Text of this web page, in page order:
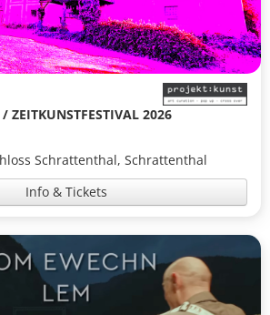
ZEITKUNSTFESTIVAL 2026
Schrattenthal, Schrattenthal
Info & Tickets